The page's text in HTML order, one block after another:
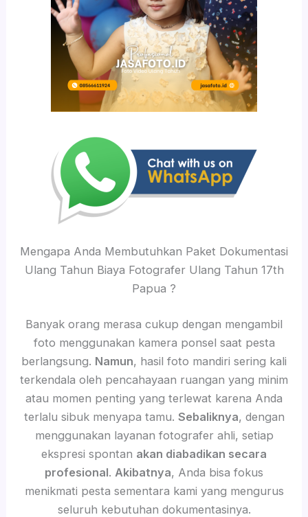
Mengapa Anda Membutuhkan Paket Dokumentasi
Ulang Tahun Biaya Fotografer Ulang Tahun 17th
Papua ?
Banyak orang merasa cukup dengan mengambil
foto menggunakan kamera ponsel saat pesta
berlangsung. Namun, hasil foto mandiri sering kali
terkendala oleh pencahayaan ruangan yang minim
atau momen penting yang terlewat karena Anda
terlalu sibuk menyapa tamu. Sebaliknya, dengan
menggunakan layanan fotografer ahli, setiap
ekspresi spontan akan diabadikan secara
profesional. Akibatnya, Anda bisa fokus
menikmati pesta sementara kami yang mengurus
seluruh kebutuhan dokumentasinya.